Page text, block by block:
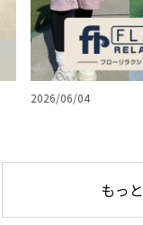
2026/06/04
もっ